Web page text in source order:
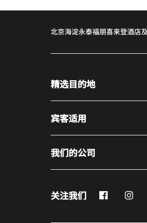
北京海淀永泰福朋喜来登酒店
精选目的地
宾客适用
我们的公司
关注我们 Facebook